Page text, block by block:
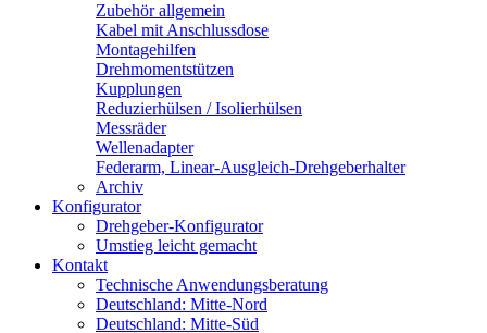
Zubehör allgemein
Kabel mit Anschlussdose
Montagehilfen
Drehmomentstützen
Kupplungen
Reduzierhülsen / Isolierhülsen
Messräder
Wellenadapter
Federarm, Linear-Ausgleich-Drehgeberhalter
Archiv
Konfigurator
Drehgeber-Konfigurator
Umstieg leicht gemacht
Kontakt
Technische Anwendungsberatung
Deutschland: Mitte-Nord
Deutschland: Mitte-Süd